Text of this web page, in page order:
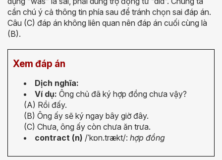
cần chú ý cả thông tin phía sau để tránh chọn sai đáp án.
Câu (C) đáp án không liên quan nên đáp án cuối cùng là
(B).
Xem đáp án
Dịch nghĩa:
Ví dụ: Ông chủ đã ký hợp đồng chưa vậy?
(A) Rồi đấy.
(B) Ông ấy sẽ ký ngay bây giờ đây.
(C) Chưa, ông ấy còn chưa ăn trưa.
contract (n) /ˈkɒn.trækt/: hợp đồng